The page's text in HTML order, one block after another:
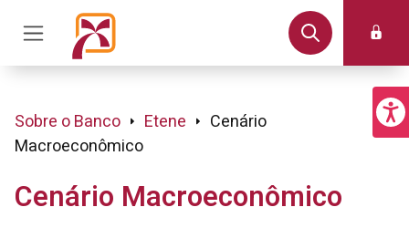
Sobre o Banco Etene
Cenário
Macroeconômico
Cenário Macroeconômico